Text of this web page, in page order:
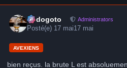
frédogoto Administrators
Posté(e) 17 mai17 mai
AVEXIENS
bien reçus. la brute L est